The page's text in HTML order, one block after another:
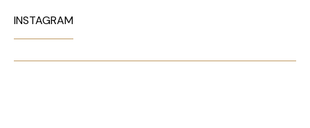
INSTAGRAM